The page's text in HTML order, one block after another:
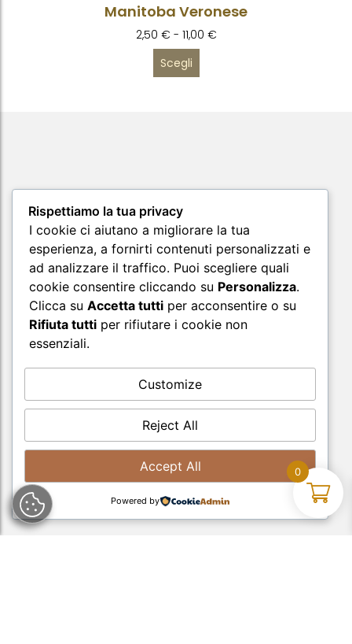
Manitoba Veronese
2,50 € - 11,00 €
Scegli
Supporto
Rispettiamo la tua privacy
I cookie ci aiutano a migliorare la tua
esperienza, a fornirti contenuti personalizzati e
ad analizzare il traffico. Puoi scegliere quali
cookie consentire cliccando su Personalizza.
Clicca su Accetta tutti per acconsentire o su
Rifiuta tutti per rifiutare i cookie non
essenziali.
Customize
Reject All
Accept All
Powered by
0